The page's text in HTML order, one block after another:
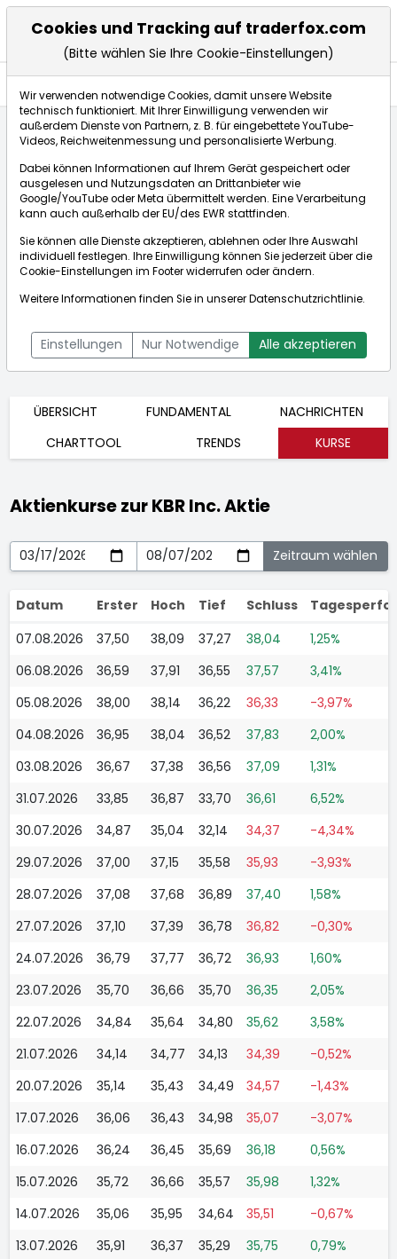
Börse:
US48242W1062]
Aktienkurse
Bid:37,854$Ask:38,166$
ÜBERSICHT FUNDAMENTAL
NACHRICHTEN
CHARTTOOL
TRENDS KURSE
Aktienkurse zur KBR Inc. Aktie
Datum Erster Hoch Tief Schluss
07.08.2026
37,50 38,09 37,27 38,04
1,25%
06.08.2026
36,59 37,91 36,55 37,57
3,41%
05.08.2026
38,00 38,14 36,22 36,33
-3,97%
04.08.2026
36,95 38,04 36,52 37,83
2,00%
03.08.2026
36,67 37,38 36,56 37,09
1,31%
31.07.2026
33,85 36,87 33,70 36,61
6,52%
30.07.2026
34,87 35,04 32,14 34,37
-4,34%
29.07.2026
37,00 37,15 35,58 35,93
-3,93%
28.07.2026
37,08 37,68 36,89 37,40
1,58%
27.07.2026
37,10 37,39 36,78 36,82
-0,30%
24.07.2026
36,79 37,77 36,72 36,93
1,60%
23.07.2026
35,70 36,66 35,70 36,35
2,05%
22.07.2026
34,84 35,64 34,80 35,62
3,58%
21.07.2026
34,14 34,77 34,13 34,39
-0,52%
20.07.2026
35,14 35,43 34,49 34,57
-1,43%
17.07.2026
36,06 36,43 34,98 35,07
-3,07%
16.07.2026
36,24 36,45 35,69 36,18
0,56%
15.07.2026
35,72 36,66 35,57 35,98
1,32%
14.07.2026
35,06 35,95 34,64 35,51
-0,67%
13.07.2026
35,91 36,37 35,29 35,75
0,79%
Cookies und Tracking auf traderfox.com
(Bitte wählen Sie Ihre Cookie-Einstellungen)
Wir verwenden notwendige Cookies, damit unsere Website
technisch funktioniert. Mit Ihrer Einwilligung verwenden wir
außerdem Dienste von Partnern, z. B. für eingebettete YouTube-
Videos, Reichweitenmessung und personalisierte Werbung.
Dabei können Informationen auf Ihrem Gerät gespeichert oder
ausgelesen und Nutzungsdaten an Drittanbieter wie
Google/YouTube oder Meta übermittelt werden. Eine Verarbeitung
kann auch außerhalb der EU/des EWR stattfinden.
Sie können alle Dienste akzeptieren, ablehnen oder Ihre Auswahl
individuell festlegen. Ihre Einwilligung können Sie jederzeit über die
Cookie-Einstellungen im Footer widerrufen oder ändern.
Weitere Informationen finden Sie in unsererDatenschutzrichtlinie.
Einstellungen Nur Notwendige Alle akzeptieren